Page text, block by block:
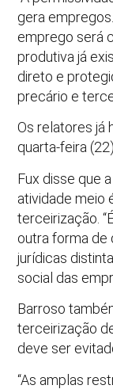
gera
emprego será
produtiva já
direto e
precário e
Os relatores já
quarta-feira
Fux disse que
atividade meio
terceirização.
outra forma de
jurídicas
social das
Barroso
terceirização
deve ser
“As amplas